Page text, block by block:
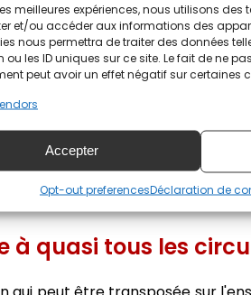
meilleures expériences, nous utilisons
et/ou accéder aux informations des
nous permettra de traiter des données
les ID uniques sur ce site. Le fait de ne
peut avoir un effet négatif sur certaines
Accepter
Opt-out preferencesDéclaration de
que la pénalité visant à forcer
de la proximité du
test, pour le Grand Prix, cet
'', déclare Loris Capirossi.
tester cette solution
à quasi tous les